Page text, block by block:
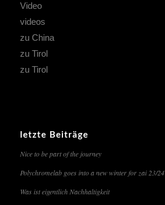
Video
videos
zu China
zu Tirol
zu Tirol
letzte Beiträge
Nice to be part of the journey
Polychromelab goes into a new winter for zai 23/24
Was ist eigentlich Nachhaltigkeit